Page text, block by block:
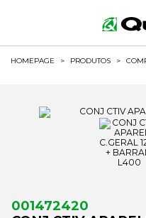
HOMEPAGE > PRODUTOS >
001472420